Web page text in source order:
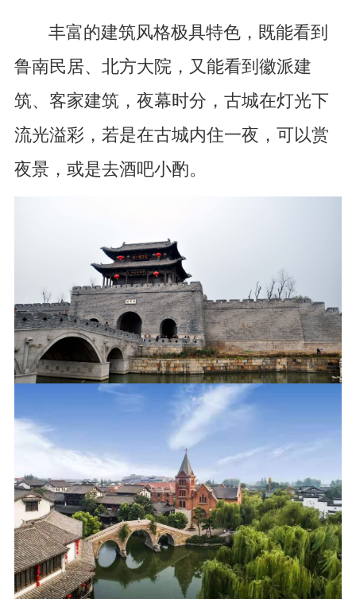
丰富的建筑风格极具特色，既能看到
鲁南民居、北方大院，又能看到徽派建
筑、客家建筑，夜幕时分，古城在灯光下
流光溢彩，若是在古城内住一夜，可以赏
夜景，或是去酒吧小酌。